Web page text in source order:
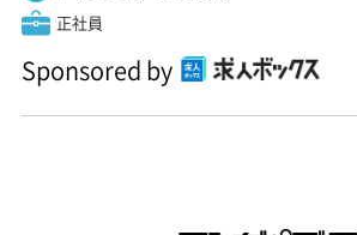
正社員
Sponsored by